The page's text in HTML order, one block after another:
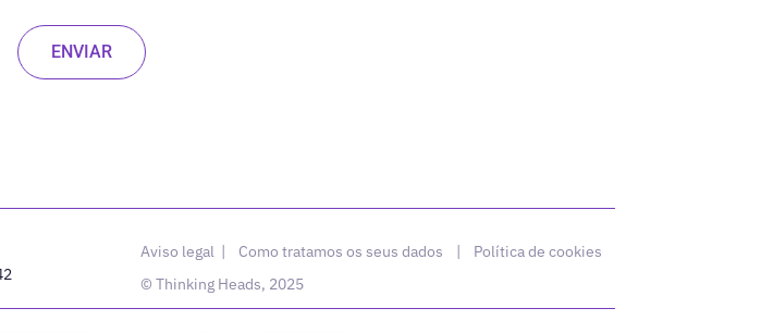
Aviso legal | Como tratamos os seus dados | Política de cookies
© Thinking Heads, 2025